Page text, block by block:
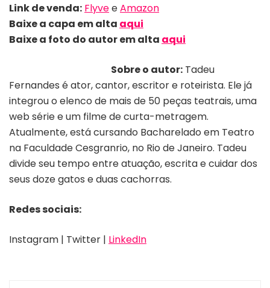
Link de venda: FlyveeAmazon
Baixe a capa em alta aqui
Baixe a foto do autor em alta aqui
Sobre o autor: Tadeu
Fernandes é ator, cantor, escritor e roteirista. Ele já
integrou o elenco de mais de 50 peças teatrais, uma
web série e um filme de curta-metragem.
Atualmente, está cursando Bacharelado em Teatro
na Faculdade Cesgranrio, no Rio de Janeiro. Tadeu
divide seu tempo entre atuação, escrita e cuidar dos
seus doze gatos e duas cachorras.
Redes sociais:
Instagram | Twitter | LinkedIn